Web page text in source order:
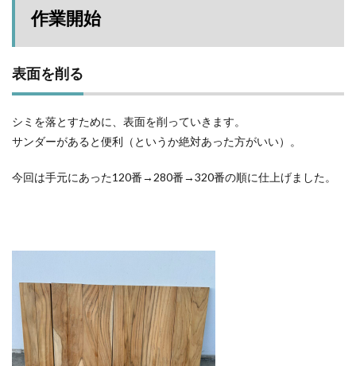
作業開始
表面を削る
シミを落とすために、表面を削っていきます。
サンダーがあると便利（というか絶対あった方がいい）。
今回は手元にあった120番→280番→320番の順に仕上げました。